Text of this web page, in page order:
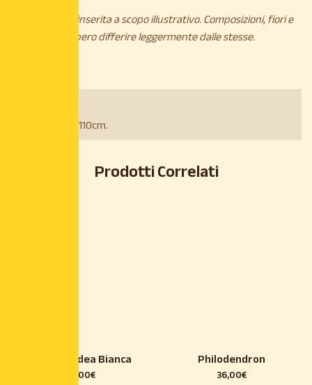
*L’immagine è inserita a scopo illustrativo. Composizioni, fiori e
piante potrebbero differire leggermente dalle stesse.
Vaso 21cm- H.110cm.
Prodotti Correlati
Mini Orchidea Bianca
14,00€
Philodendron
36,00€